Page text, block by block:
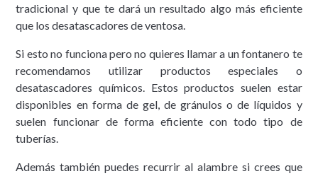
tradicional y que te dará un resultado algo más eficiente
que los desatascadores de ventosa.
Si esto no funciona pero no quieres llamar a un fontanero te
recomendamos utilizar productos especiales o
desatascadores químicos. Estos productos suelen estar
disponibles en forma de gel, de gránulos o de líquidos y
suelen funcionar de forma eficiente con todo tipo de
tuberías.
Además también puedes recurrir al alambre si crees que